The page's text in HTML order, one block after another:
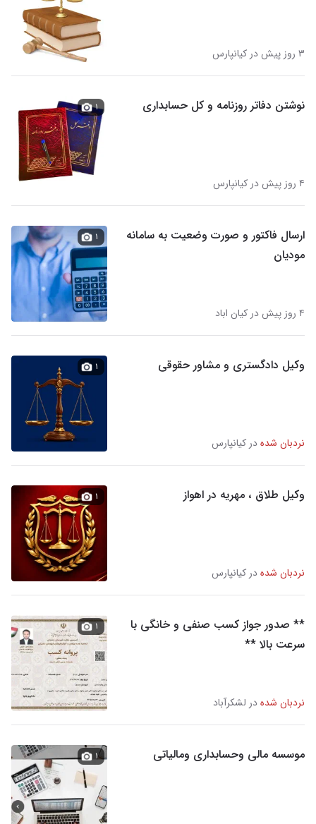
۳ روز پیش در کیانپارس
نوشتن دفاتر روزنامه و کل حسابداری
۴ روز پیش در کیانپارس
۱
ارسال فاکتور و صورت وضعیت به سامانه
مودیان
۴ روز پیش در کیان اباد
۱
وکیل دادگستری و مشاور حقوقی
نردبان شدهدر کیانپارس
۱
وکیل طلاق ، مهریه در اهواز
نردبان شدهدر کیانپارس
۱
** صدور جواز کسب صنفی و خانگی با
سرعت بالا **
نردبان شدهدر لشکرآباد
۱
موسسه مالی وحسابداری ومالیاتی ۱